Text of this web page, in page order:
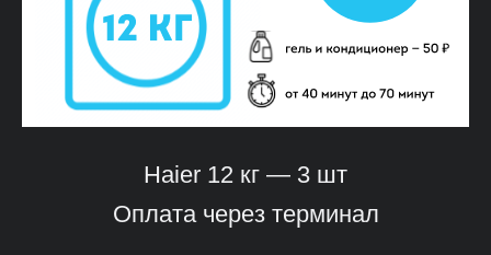
Haier 12 кг — 3 шт
Оплата через терминал